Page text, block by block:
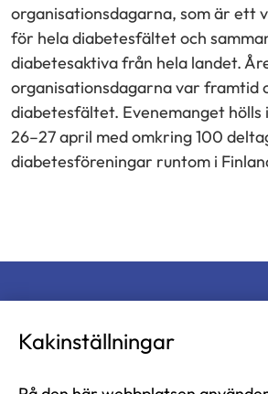
organisationsdagarna, som är ett
för hela diabetesfältet och
diabetesaktiva från hela landet.
organisationsdagarna var framtid
diabetesfältet. Evenemanget hölls
26–27 april med omkring 100
diabetesföreningar runtom i
Kakinställningar